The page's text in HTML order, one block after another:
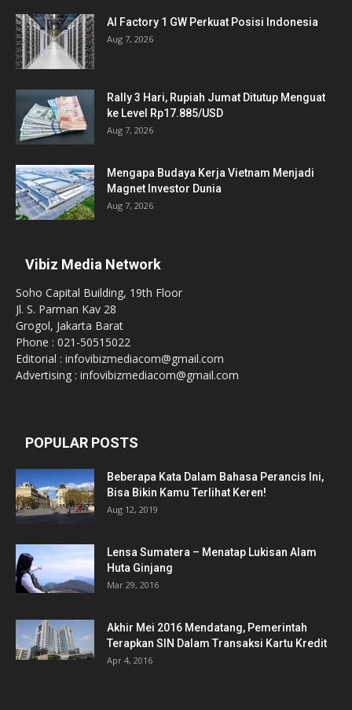
AI Factory 1 GW Perkuat Posisi Indonesia
Aug 7, 2026
Rally 3 Hari, Rupiah Jumat Ditutup Menguat
ke Level Rp17.885/USD
Aug 7, 2026
Mengapa Budaya Kerja Vietnam Menjadi
Magnet Investor Dunia
Aug 7, 2026
Vibiz Media Network
Soho Capital Building, 19th Floor
Jl. S. Parman Kav 28
Grogol, Jakarta Barat
Phone : 021-50515022
Editorial : infovibizmediacom@gmail.com
Advertising : infovibizmediacom@gmail.com
POPULAR POSTS
Beberapa Kata Dalam Bahasa Perancis Ini,
Bisa Bikin Kamu Terlihat Keren!
Aug 12, 2019
Lensa Sumatera – Menatap Lukisan Alam
Huta Ginjang
Mar 29, 2016
Akhir Mei 2016 Mendatang, Pemerintah
Terapkan SIN Dalam Transaksi Kartu Kredit
Apr 4, 2016